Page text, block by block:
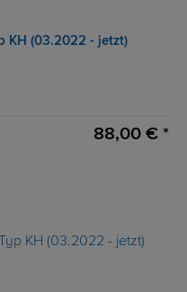
KH (03.2022 - jetzt)
88,00 € *